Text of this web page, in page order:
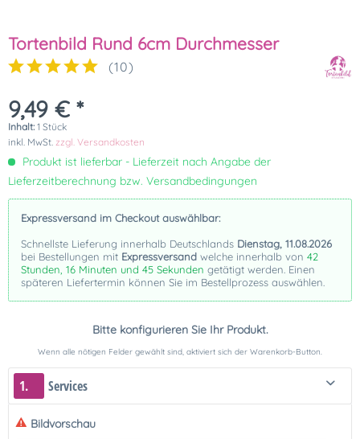
Tortenbild Rund 6cm Durchmesser
(10)
9,49 € *
Inhalt: 1 Stück
inkl. MwSt. zzgl. Versandkosten
Produkt ist lieferbar - Lieferzeit nach Angabe der
Lieferzeitberechnung bzw. Versandbedingungen
Expressversand im Checkout auswählbar:
Schnellste Lieferung innerhalb Deutschlands Dienstag, 11.08.2026
bei Bestellungen mit Expressversand welche innerhalb von 42
Stunden, 16 Minuten und 45 Sekunden getätigt werden. Einen
späteren Liefertermin können Sie im Bestellprozess auswählen.
Bitte konfigurieren Sie Ihr Produkt.
Wenn alle nötigen Felder gewählt sind, aktiviert sich der Warenkorb-Button.
1. Services
Bildvorschau